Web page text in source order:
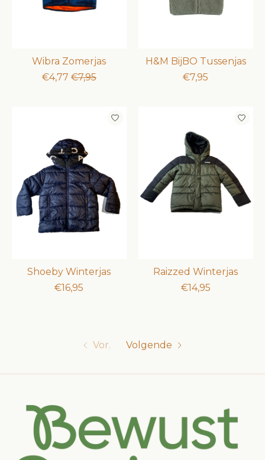
Wibra Zomerjas
€4,77 €7,95
H&M BijBO Tussenjas
€7,95
Shoeby Winterjas
€16,95
Raizzed Winterjas
€14,95
Vor. Volgende